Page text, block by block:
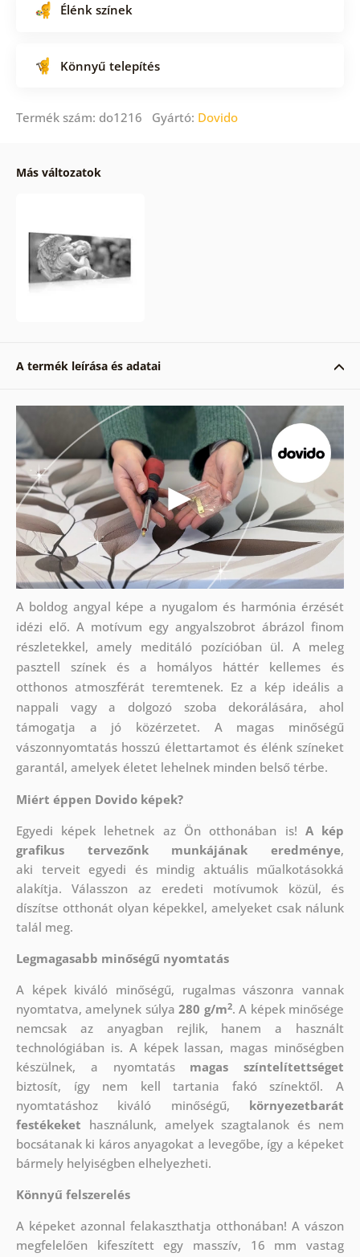
Élénk színek
Könnyű telepítés
Termék szám: do1216 Gyártó: Dovido
Más változatok
A termék leírása és adatai
A boldog angyal képe a nyugalom és harmónia érzését
idézi elő. A motívum egy angyalszobrot ábrázol finom
részletekkel, amely meditáló pozícióban ül. A meleg
pasztell színek és a homályos háttér kellemes és
otthonos atmoszférát teremtenek. Ez a kép ideális a
nappali vagy a dolgozó szoba dekorálására, ahol
támogatja a jó közérzetet. A magas minőségű
vászonnyomtatás hosszú élettartamot és élénk színeket
garantál, amelyek életet lehelnek minden belső térbe.
Miért éppen Dovido képek?
Egyedi képek lehetnek az Ön otthonában is! A kép
grafikus tervezőnk munkájának eredménye,
aki terveit egyedi és mindig aktuális műalkotásokká
alakítja. Válasszon az eredeti motívumok közül, és
díszítse otthonát olyan képekkel, amelyeket csak nálunk
talál meg.
Legmagasabb minőségű nyomtatás
A képek kiváló minőségű, rugalmas vászonra vannak
nyomtatva, amelynek súlya280 g/m2. A képek minősége
nemcsak az anyagban rejlik, hanem a használt
technológiában is. A képek lassan, magas minőségben
készülnek, a nyomtatás magas színtelítettséget
biztosít, így nem kell tartania fakó színektől. A
nyomtatáshoz kiváló minőségű, környezetbarát
festékeket használunk, amelyek szagtalanok és nem
bocsátanak ki káros anyagokat a levegőbe, így a képeket
bármely helyiségben elhelyezheti.
Könnyű felszerelés
A képeket azonnal felakaszthatja otthonában! A vászon
megfelelően kifeszített egy masszív, 16 mm vastag